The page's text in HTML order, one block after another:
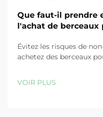
Que faut-il prendre
l'achat de berceaux
Évitez les risques de
achetez des berceaux
certifiés. Obtenez dès
VOIR PLUS